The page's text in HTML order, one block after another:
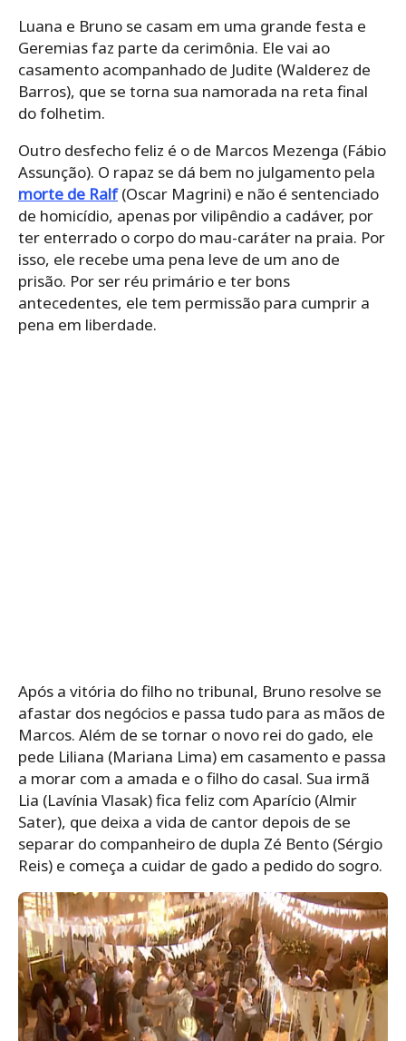
Luana e Bruno se casam em uma grande festa e
Geremias faz parte da cerimônia. Ele vai ao
casamento acompanhado de Judite (Walderez de
Barros), que se torna sua namorada na reta final
do folhetim.
Outro desfecho feliz é o de Marcos Mezenga (Fábio
Assunção). O rapaz se dá bem no julgamento pela
morte de Ralf(Oscar Magrini) e não é sentenciado
de homicídio, apenas por vilipêndio a cadáver, por
ter enterrado o corpo do mau-caráter na praia. Por
isso, ele recebe uma pena leve de um ano de
prisão. Por ser réu primário e ter bons
antecedentes, ele tem permissão para cumprir a
pena em liberdade.
Após a vitória do filho no tribunal, Bruno resolve se
afastar dos negócios e passa tudo para as mãos de
Marcos. Além de se tornar o novo rei do gado, ele
pede Liliana (Mariana Lima) em casamento e passa
a morar com a amada e o filho do casal. Sua irmã
Lia (Lavínia Vlasak) fica feliz com Aparício (Almir
Sater), que deixa a vida de cantor depois de se
separar do companheiro de dupla Zé Bento (Sérgio
Reis) e começa a cuidar de gado a pedido do sogro.